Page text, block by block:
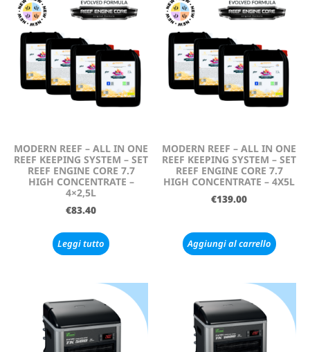
MODERN REEF – ALL IN ONE
REEF KEEPING SYSTEM – SET
REEF ENGINE CORE 7.7
HIGH CONCENTRATE –
4×2,5L
€83.40
Leggi tutto
MODERN REEF – ALL IN ONE
REEF KEEPING SYSTEM – SET
REEF ENGINE CORE 7.7
HIGH CONCENTRATE – 4X5L
€139.00
Aggiungi al carrello